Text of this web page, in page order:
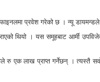
प्रवेश गरेको छ । न्यू
थियो । यस समूहबाट आर्मी
एक लाख प्राप्त गर्नेछन् । त्यस्तै